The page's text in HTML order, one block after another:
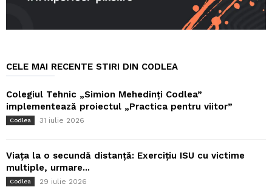
CELE MAI RECENTE STIRI DIN CODLEA
Colegiul Tehnic „Simion Mehedinți Codlea”
implementează proiectul „Practica pentru viitor”
Codlea 31 iulie 2026
Viața la o secundă distanță: Exercițiu ISU cu victime
multiple, urmare...
Codlea 29 iulie 2026